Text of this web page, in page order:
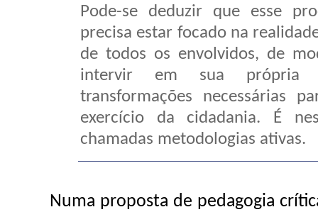
Pode-se deduzir que esse
precisa estar focado na
de todos os envolvidos, de
intervir em sua própria
transformações necessárias
exercício da cidadania. É
chamadas metodologias ativas.
Numa proposta de pedagogia